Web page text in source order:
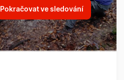
Pokračovat ve sledování